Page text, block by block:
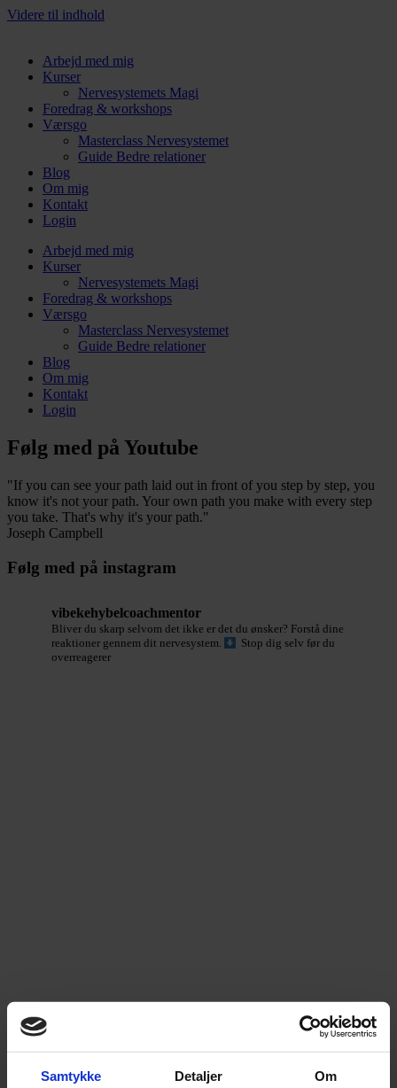
Samtykke Detaljer Om
Videre til indhold
Arbejd med mig
Kurser
Nervesystemets Magi
Foredrag & workshops
Værsgo
Masterclass Nervesystemet
Guide Bedre relationer
Blog
Om mig
Kontakt
Login
Arbejd med mig
Kurser
Nervesystemets Magi
Foredrag & workshops
Værsgo
Masterclass Nervesystemet
Guide Bedre relationer
Blog
Om mig
Kontakt
Login
Følg med på Youtube
"If you can see your path laid out in front of you step by step, you
know it's not your path. Your own path you make with every step
you take. That's why it's your path."
Joseph Campbell
Følg med på instagram
vibekehybelcoachmentor
Bliver du skarp selvom det ikke er det du ønsker? Forstå dine
reaktioner gennem dit nervesystem.
Stop dig selv før du
overreagerer